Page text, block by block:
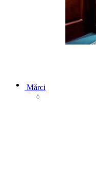
Mărci